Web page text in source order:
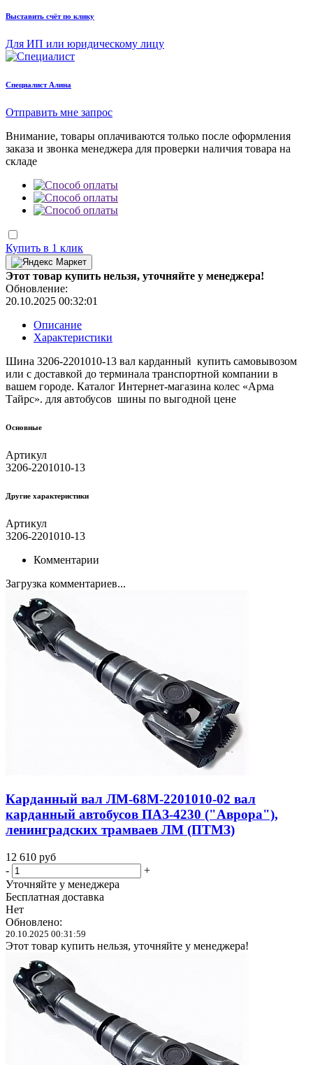
Выставить счёт по клику
Для ИП или юридическому лицу
Cпециалист Алина
Отправить мне запрос
Внимание, товары оплачиваются только после оформления
заказа и звонка менеджера для проверки наличия товара на
складе
Купить в 1 клик
Этот товар купить нельзя, уточняйте у менеджера!
Обновление:
20.10.2025 00:32:01
Описание
Характеристики
Шина 3206-2201010-13 вал карданный купить самовывозом
или с доставкой до терминала транспортной компании в
вашем городе. Каталог Интернет-магазина колес «Арма
Тайрс». для автобусов шины по выгодной цене
Основные
Артикул
3206-2201010-13
Другие xарактеристики
Артикул
3206-2201010-13
Комментарии
Загрузка комментариев...
Карданный вал ЛМ-68М-2201010-02 вал
карданный автобусов ПАЗ-4230 ("Аврора"),
ленинградских трамваев ЛМ (ПТМЗ)
12 610 руб
-
+
Уточняйте у менеджера
Бесплатная доставка
Нет
Обновлено:
20.10.2025 00:31:59
Этот товар купить нельзя, уточняйте у менеджера!